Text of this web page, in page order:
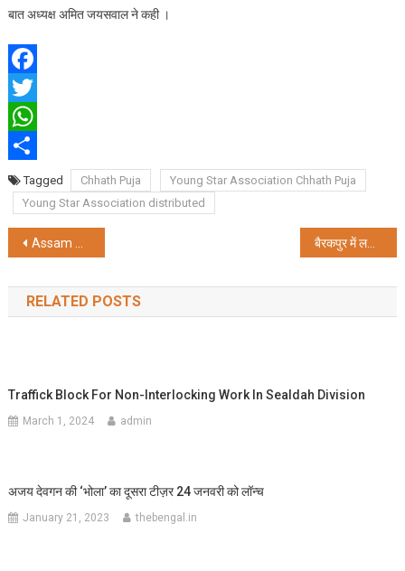
बात अध्यक्ष अमित जयसवाल ने कही ।
Facebook
Twitter
WhatsApp
ShareTagged Chhath Puja
Young Star Association Chhath Puja
Young Star Association distributed
Post
navigation
Assam Rifles Facilitates Surrender of Five KYKL Cadres in Pallel, Manipur बैरकपुर में लगा महादानियों का मेला, 62 लोगों ने किया रक्तदान
RELATED POSTS
Traffick Block For Non-Interlocking Work In Sealdah Division
March 1, 2024 admin
अजय देवगन की ‘भोला’ का दूसरा टीज़र 24 जनवरी को लॉन्च
January 21, 2023 thebengal.in